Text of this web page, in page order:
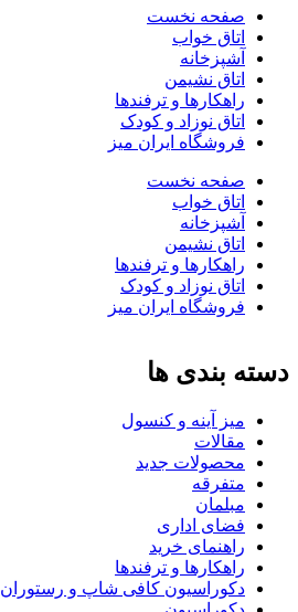
صفحه نخست
اتاق خواب
آشپزخانه
اتاق نشیمن
راهکارها و ترفندها
اتاق نوزاد و کودک
فروشگاه ایران میز
صفحه نخست
اتاق خواب
آشپزخانه
اتاق نشیمن
راهکارها و ترفندها
اتاق نوزاد و کودک
فروشگاه ایران میز
دسته بندی ها
میز آینه و کنسول
مقالات
محصولات جدید
متفرقه
مبلمان
فضای اداری
راهنمای خرید
راهکارها و ترفندها
دکوراسیون کافی شاپ و رستوران